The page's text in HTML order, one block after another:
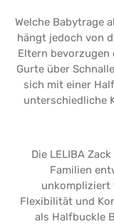
Welche Babytrage
hängt jedoch von
Eltern bevorzugen
Gurte über
sich mit einer
unterschiedliche
Die LELIBA
Familien
unkompliziert
Flexibilität und
als Halfbuckle